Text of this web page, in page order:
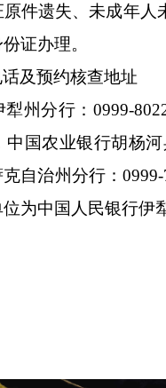
件遗失、未成年
证办理。
及预约核查地址
州分行： 0999-
中国农业银行胡杨
自治州分行：
为中国人民银行伊